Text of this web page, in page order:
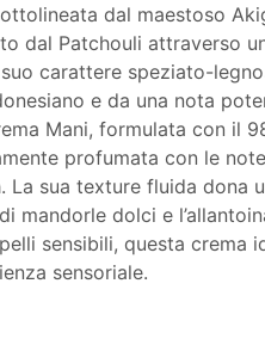
dal maestoso
dal Patchouli attraverso
carattere speziato-
e da una nota
Mani, formulata con il
profumata con le
La sua texture fluida dona
mandorle dolci e
sensibili, questa crema
sensoriale.